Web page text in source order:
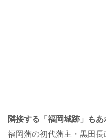
隣接する「福岡城跡」も
福岡藩の初代藩主・黒田長